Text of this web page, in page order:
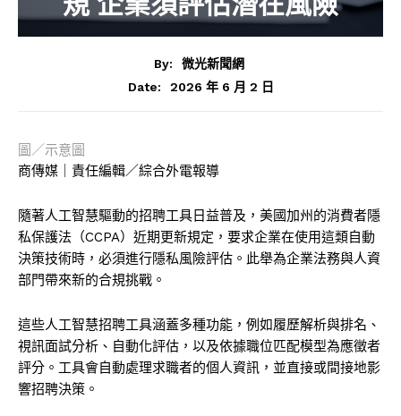
By:
微光新聞網
Date:
2026 年 6 月 2 日
圖／示意圖
商傳媒｜責任編輯／綜合外電報導
隨著人工智慧驅動的招聘工具日益普及，美國加州的消費者隱
私保護法（CCPA）近期更新規定，要求企業在使用這類自動
決策技術時，必須進行隱私風險評估。此舉為企業法務與人資
部門帶來新的合規挑戰。
這些人工智慧招聘工具涵蓋多種功能，例如履歷解析與排名、
視訊面試分析、自動化評估，以及依據職位匹配模型為應徵者
評分。工具會自動處理求職者的個人資訊，並直接或間接地影
響招聘決策。